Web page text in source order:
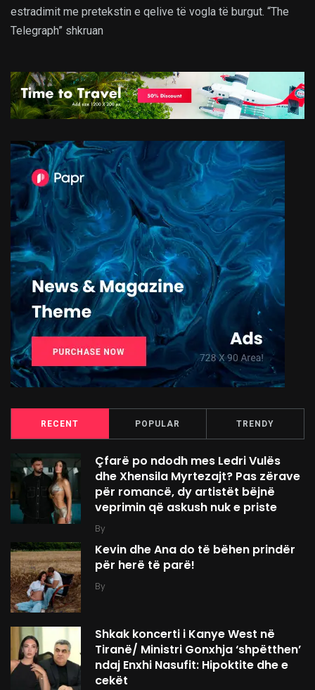
estradimit me pretekstin e qelive të vogla të burgut. “The
Telegraph” shkruan
RECENT POPULAR TRENDY
Çfarë po ndodh mes Ledri Vulës
dhe Xhensila Myrtezajt? Pas zërave
për romancë, dy artistët bëjnë
veprimin që askush nuk e priste
By
Kevin dhe Ana do të bëhen prindër
për herë të parë!
By
Shkak koncerti i Kanye West në
Tiranë/ Ministri Gonxhja ‘shpëtthen’
ndaj Enxhi Nasufit: Hipoktite dhe e
cekët